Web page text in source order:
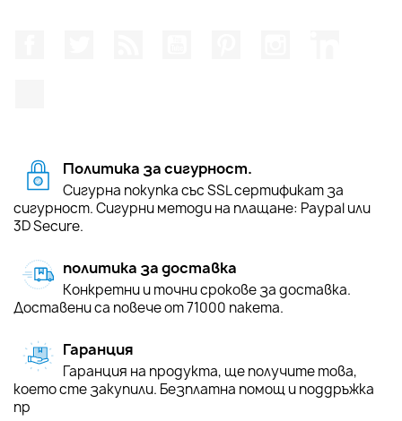
Политика за сигурност.
Сигурна покупка със SSL сертификат за
сигурност. Сигурни методи на плащане: Paypal или
3D Secure.
политика за доставка
Конкретни и точни срокове за доставка.
Доставени са повече от 71000 пакета.
Гаранция
Гаранция на продукта, ще получите това,
което сте закупили. Безплатна помощ и поддръжка
пр